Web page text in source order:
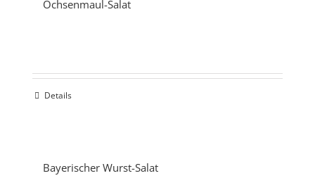
Ochsenmaul-Salat
Details
Bayerischer Wurst-Salat